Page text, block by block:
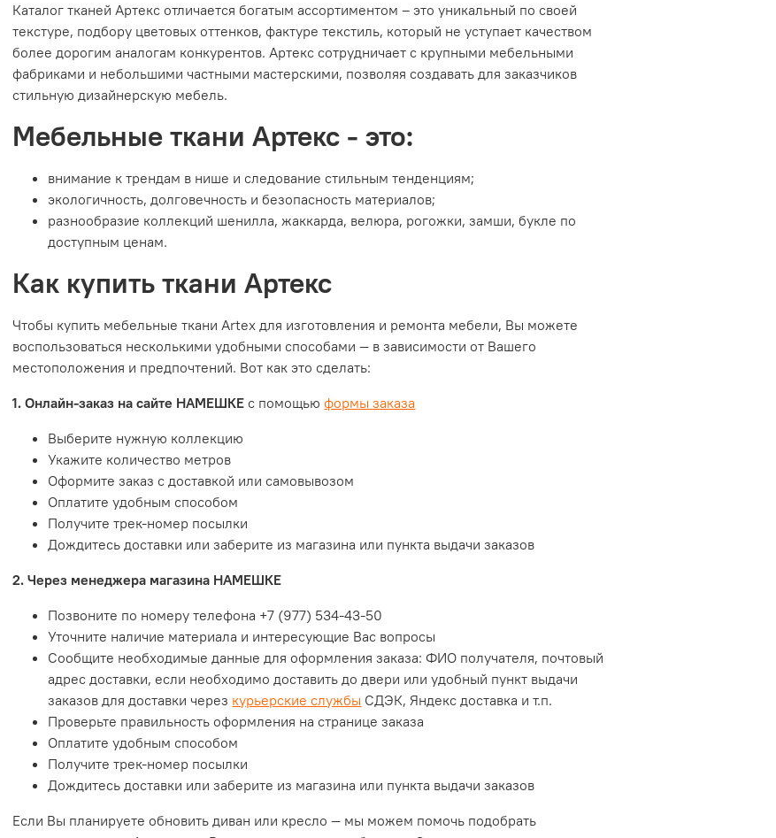
Каталог тканей Артекс отличается богатым ассортиментом – это уникальный по своей
текстуре, подбору цветовых оттенков, фактуре текстиль, который не уступает качеством
более дорогим аналогам конкурентов. Артекс сотрудничает с крупными мебельными
фабриками и небольшими частными мастерскими, позволяя создавать для заказчиков
стильную дизайнерскую мебель.
Мебельные ткани Артекс - это:
внимание к трендам в нише и следование стильным тенденциям;
экологичность, долговечность и безопасность материалов;
разнообразие коллекций шенилла, жаккарда, велюра, рогожки, замши, букле по
доступным ценам.
Как купить ткани Артекс
Чтобы купить мебельные ткани Artex для изготовления и ремонта мебели, Вы можете
воспользоваться несколькими удобными способами — в зависимости от Вашего
местоположения и предпочтений. Вот как это сделать:
1. Онлайн-заказ на сайте НАМЕШКЕ с помощьюформы заказа
Выберите нужную коллекцию
Укажите количество метров
Оформите заказ с доставкой или самовывозом
Оплатите удобным способом
Получите трек-номер посылки
Дождитесь доставки или заберите из магазина или пункта выдачи заказов
2. Через менеджера магазина НАМЕШКЕ
Позвоните по номеру телефона +7 (977) 534-43-50
Уточните наличие материала и интересующие Вас вопросы
Сообщите необходимые данные для оформления заказа: ФИО получателя, почтовый
адрес доставки, если необходимо доставить до двери или удобный пункт выдачи
заказов для доставки через курьерские службы СДЭК, Яндекс доставка и т.п.
Проверьте правильность оформления на странице заказа
Оплатите удобным способом
Получите трек-номер посылки
Дождитесь доставки или заберите из магазина или пункта выдачи заказов
Если Вы планируете обновить диван или кресло — мы можем помочь подобрать